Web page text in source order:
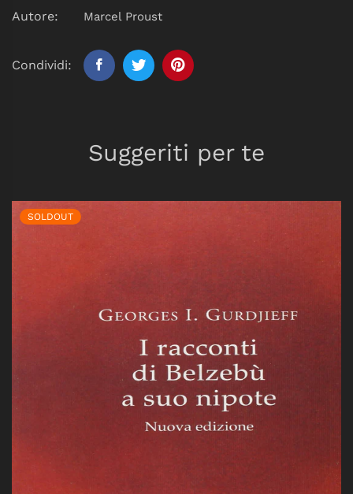
Autore: Marcel Proust
Condividi:
Suggeriti per te
SOLDOUT